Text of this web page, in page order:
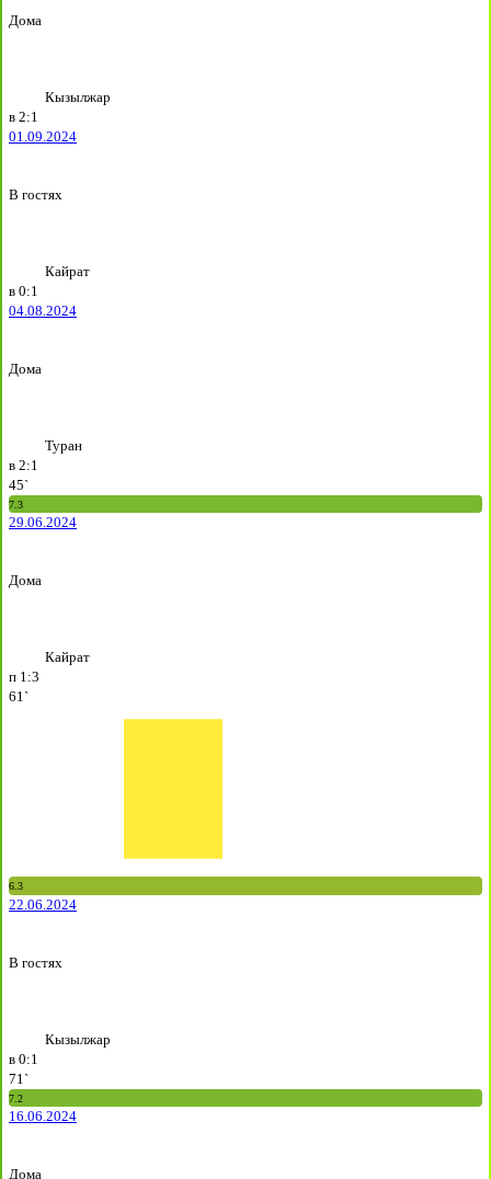
Дома
Кызылжар
в 2:1
01.09.2024
В гостях
Кайрат
в 0:1
04.08.2024
Дома
Туран
в 2:1
45`
7.3
29.06.2024
Дома
Кайрат
п 1:3
61`
6.3
22.06.2024
В гостях
Кызылжар
в 0:1
71`
7.2
16.06.2024
Дома